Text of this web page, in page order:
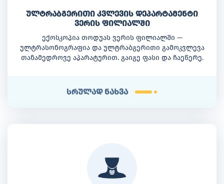
ულტრაბგერითი კვლევის დეპარტამენტი
ვერის ფილიალში
ექოსკოპია თოდუას ვერის ფილიალში —
ულტრასონოგრაფია და ულტრაბგერითი გამოკვლევა
თანამედროვე აპარატურით. გაიგე ფასი და ჩაეწერე.
სრულად ნახვა